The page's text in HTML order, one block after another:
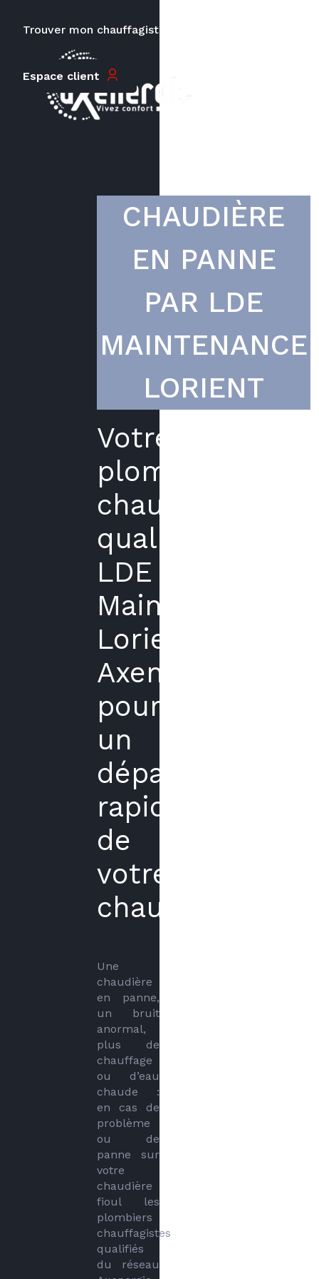
Trouver mon chauffagiste
Espace client
CHAUDIÈRE
EN PANNE
PAR LDE
MAINTENANCE
LORIENT
Votre
plombier
chauffagiste
qualifié
LDE
Maintenance
Lorient
Axenergie
pour
un
dépannage
rapide
de
votre
chaudière
Une
chaudière
en panne,
un bruit
anormal,
plus de
chauffage
ou d’eau
chaude :
en cas de
problème
ou de
panne sur
votre
chaudière
fioul les
plombiers
chauffagistes
qualifiés
du réseau